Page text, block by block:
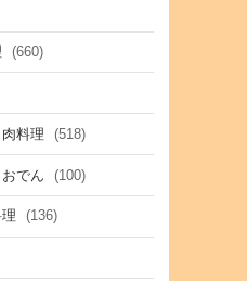
(660)
料理 (518)
でん (100)
(136)